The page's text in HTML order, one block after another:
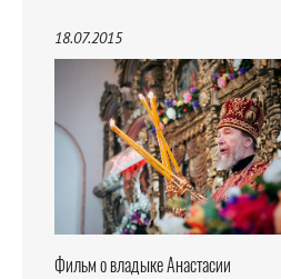
18.07.2015
Фильм о владыке Анастасии